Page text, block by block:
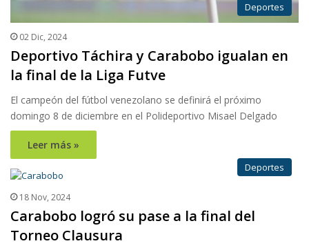
Deportes
02 Dic, 2024
Deportivo Táchira y Carabobo igualan en
la final de la Liga Futve
El campeón del fútbol venezolano se definirá el próximo
domingo 8 de diciembre en el Polideportivo Misael Delgado
Leer más »
Deportes
18 Nov, 2024
Carabobo logró su pase a la final del
Torneo Clausura